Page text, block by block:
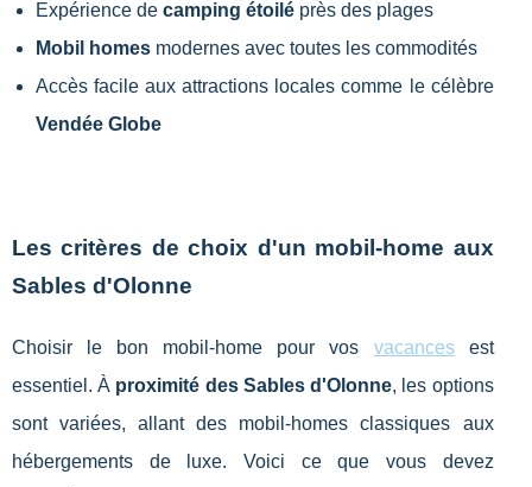
Expérience de camping étoilé près des plages
Mobil homes modernes avec toutes les commodités
Accès facile aux attractions locales comme le célèbre
Vendée Globe
Les critères de choix d'un mobil-home aux
Sables d'Olonne
Choisir le bon mobil-home pour vos vacancesest
essentiel. À proximité des Sables d'Olonne, les options
sont variées, allant des mobil-homes classiques aux
hébergements de luxe. Voici ce que vous devez